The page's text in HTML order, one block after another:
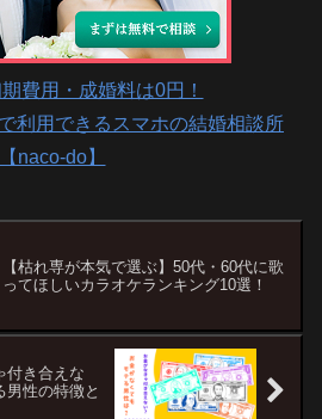
費用・成婚料は0円！
利用できるスマホの結婚相談所
【naco-do】
【枯れ専が本気で選ぶ】50代・60代に歌
ってほしいカラオケランキング10選！
付き合えな
男性の特徴と